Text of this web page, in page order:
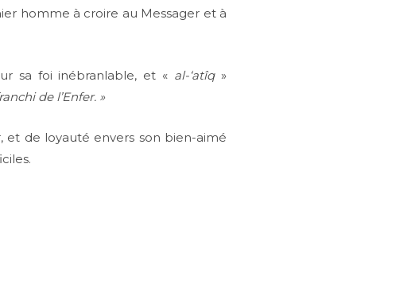
homme à croire au Messager et à
sa foi inébranlable, et « al-‘atîq»
de l’Enfer. »
et de loyauté envers son bien-aimé